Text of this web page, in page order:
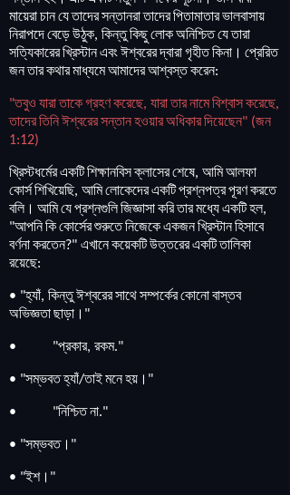
মায়েরাচানযেতাদেরসন্তানরাতাদেরপিতামাতারভালবাসায়
নিরাপদেবেড়েউঠুক, কিন্তুকিছুলোকঅনিশ্চিতযেতারা
সত্যিকারেরখ্রিস্টানএবংঈশ্বরেরদ্বারাগৃহীতকিনা । প্রেরিত
জনতারকথারমাধ্যমেআমাদেরআশ্বস্তকরেন:
"তবুও যারাতাকেগ্রহণকরেছে, যারাতারনামেবিশ্বাসকরেছে,
তাদেরতিনিঈশ্বরেরসন্তানহওয়ারঅধিকারদিয়েছেন" (জন
1:12)
খ্রিস্টধর্মেরএকটিশিক্ষানবিসক্লাসেরশেষে, আমিআলফা
কোর্সশিখিয়েছি, আমিলোকেদেরএকটিপ্রশ্নপত্রপূরণকরতে
বলি। আমিযেপ্রশ্নগুলিজিজ্ঞাসাকরিতারমধ্যেএকটিহল,
"আপনিকিকোর্সেরশুরুতেনিজেকেএকজনখ্রিস্টানহিসাবে
বর্ণনাকরতেন?" এখানেকয়েকটিউত্তরেরএকটিতালিকা
রয়েছে:
• "হ্যাঁ, কিন্তুঈশ্বরেরসাথেসম্পর্কেরকোনোবাস্তব
অভিজ্ঞতাছাড়া । "
• "প্রকার, রকম."
• "সম্ভবতহ্যাঁ/তাইমনেহয় । "
• "নিশ্চিতনা."
• "সম্ভবত। "
• "ইশ। "